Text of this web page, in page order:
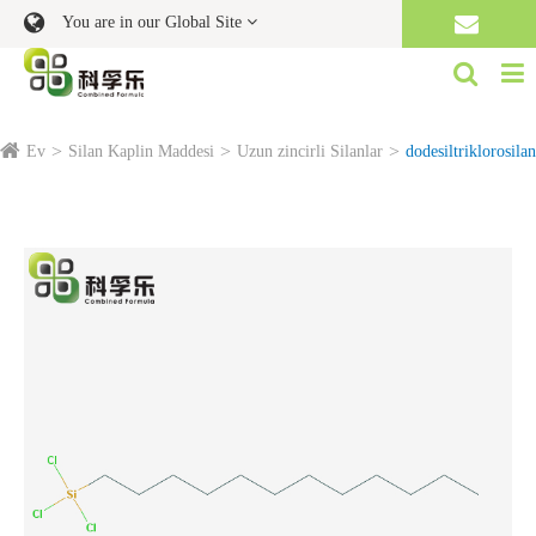
You are in our Global Site
Ev Silan Kaplin Maddesi Uzun zincirli Silanlar dodesiltriklorosilan